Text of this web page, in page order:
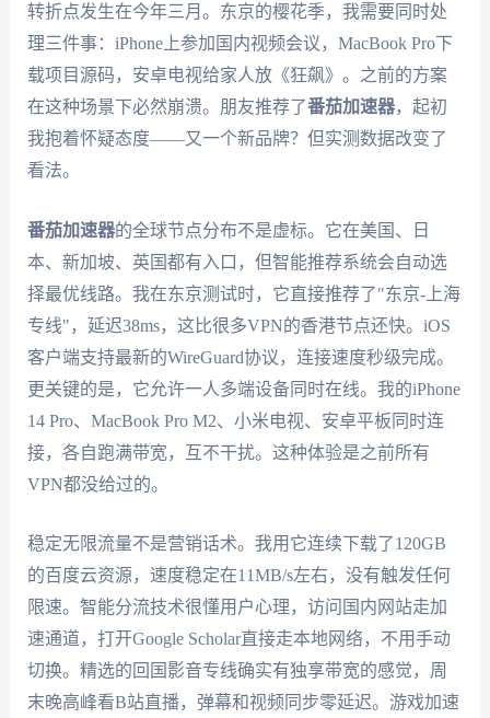
转折点发生在今年三月。东京的樱花季，我需要同时处
理三件事：iPhone上参加国内视频会议，MacBook Pro下
载项目源码，安卓电视给家人放《狂飙》。之前的方案
在这种场景下必然崩溃。朋友推荐了番茄加速器，起初
我抱着怀疑态度——又一个新品牌？但实测数据改变了
看法。
番茄加速器的全球节点分布不是虚标。它在美国、日
本、新加坡、英国都有入口，但智能推荐系统会自动选
择最优线路。我在东京测试时，它直接推荐了"东京-上海
专线"，延迟38ms，这比很多VPN的香港节点还快。iOS
客户端支持最新的WireGuard协议，连接速度秒级完成。
更关键的是，它允许一人多端设备同时在线。我的iPhone
14 Pro、MacBook Pro M2、小米电视、安卓平板同时连
接，各自跑满带宽，互不干扰。这种体验是之前所有
VPN都没给过的。
稳定无限流量不是营销话术。我用它连续下载了120GB
的百度云资源，速度稳定在11MB/s左右，没有触发任何
限速。智能分流技术很懂用户心理，访问国内网站走加
速通道，打开Google Scholar直接走本地网络，不用手动
切换。精选的回国影音专线确实有独享带宽的感觉，周
末晚高峰看B站直播，弹幕和视频同步零延迟。游戏加速